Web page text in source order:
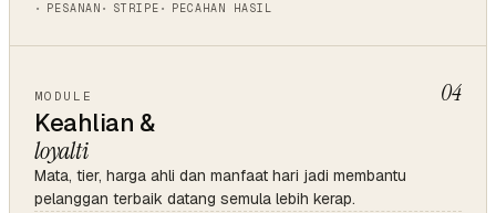
PESANAN STRIPE PECAHAN HASIL
MODULE 04
Keahlian &
loyalti
Mata, tier, harga ahli dan manfaat hari jadi membantu
pelanggan terbaik datang semula lebih kerap.